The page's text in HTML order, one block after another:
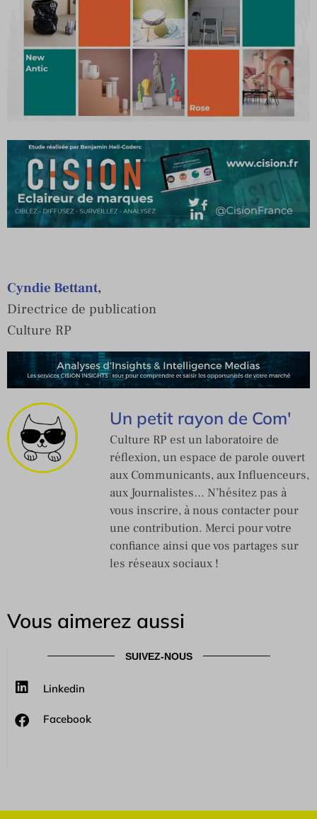
Cyndie Bettant,
Directrice de publication
Culture RP
Un petit rayon de Com'
Culture RP est un laboratoire de
réflexion, un espace de parole ouvert
aux Communicants, aux Influenceurs,
aux Journalistes… N’hésitez pas à
vous inscrire, à nous contacter pour
une contribution. Merci pour votre
confiance ainsi que vos partages sur
les réseaux sociaux !
Vous aimerez aussi
SUIVEZ-NOUS
Linkedin
Facebook